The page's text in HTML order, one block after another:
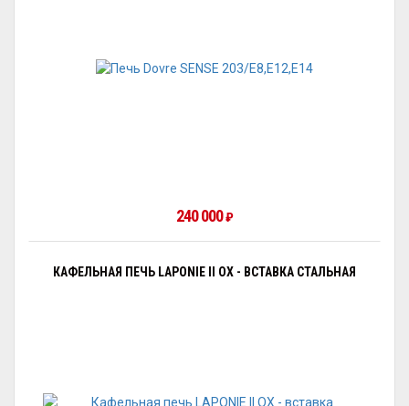
240 000₽
КАФЕЛЬНАЯ ПЕЧЬ LAPONIE II OX - ВСТАВКА СТАЛЬНАЯ